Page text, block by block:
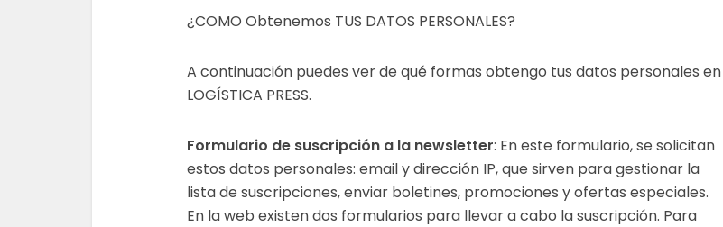
¿COMO Obtenemos TUS DATOS PERSONALES?
A continuación puedes ver de qué formas obtengo tus datos personales en
LOGÍSTICA PRESS.
Formulario de suscripción a la newsletter: En este formulario, se solicitan
estos datos personales: email y dirección IP, que sirven para gestionar la
lista de suscripciones, enviar boletines, promociones y ofertas especiales.
En la web existen dos formularios para llevar a cabo la suscripción. Para